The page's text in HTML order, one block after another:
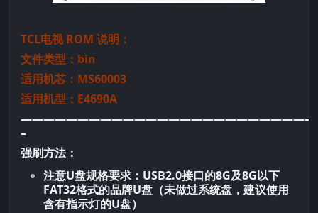
TCL电视 ROM 说明：
文件类型：bin
适用机芯：MS60003
适用机型：E4690A
–
强刷方法：
注意U盘规格要求：USB2.0接口的8G及8G以下
FAT32格式的品牌U盘（未做过系统盘，建议使用
含有指示灯的U盘）